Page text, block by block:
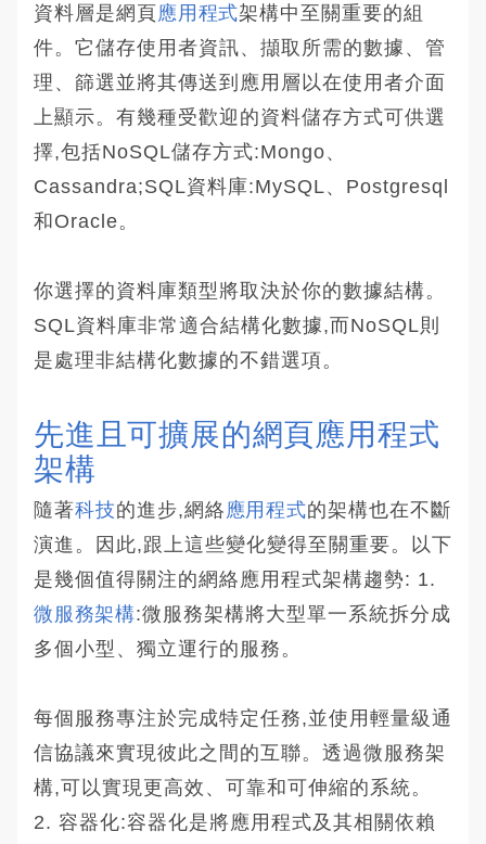
資料層是網頁應用程式架構中至關重要的組
件。它儲存使用者資訊、擷取所需的數據、管
理、篩選並將其傳送到應用層以在使用者介面
上顯示。有幾種受歡迎的資料儲存方式可供選
擇,包括NoSQL儲存方式:Mongo、
Cassandra;SQL資料庫:MySQL、Postgresql
和Oracle。
你選擇的資料庫類型將取決於你的數據結構。
SQL資料庫非常適合結構化數據,而NoSQL則
是處理非結構化數據的不錯選項。
先進且可擴展的網頁應用程式
架構
隨著科技的進步,網絡 應用程式的架構也在不斷
演進。因此,跟上這些變化變得至關重要。以下
是幾個值得關注的網絡應用程式架構趨勢: 1.
微服務架構:微服務架構將大型單一系統拆分成
多個小型、獨立運行的服務。
每個服務專注於完成特定任務,並使用輕量級通
信協議來實現彼此之間的互聯。透過微服務架
構,可以實現更高效、可靠和可伸縮的系統。
2. 容器化:容器化是將應用程式及其相關依賴